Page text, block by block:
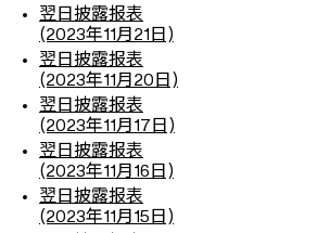
翌日披露报表
(2023年11月21日)
翌日披露报表
(2023年11月20日)
翌日披露报表
(2023年11月17日)
翌日披露报表
(2023年11月16日)
翌日披露报表
(2023年11月15日)